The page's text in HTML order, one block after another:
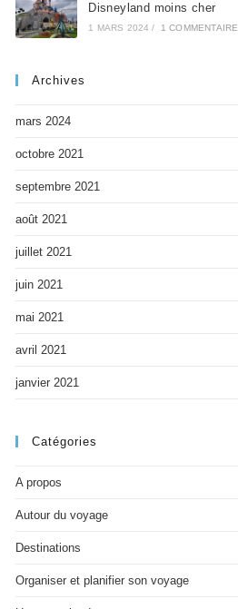
Disneyland moins cher
1 MARS 2024 / 1 COMMENTAIRE
Archives
mars 2024
octobre 2021
septembre 2021
août 2021
juillet 2021
juin 2021
mai 2021
avril 2021
janvier 2021
Catégories
A propos
Autour du voyage
Destinations
Organiser et planifier son voyage